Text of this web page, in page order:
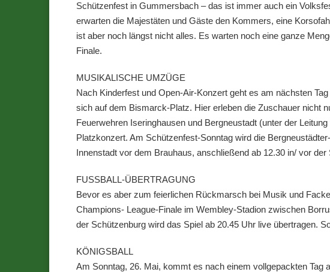
Schützenfest in Gummersbach – das ist immer auch ein
erwarten die Majestäten und Gäste den Kommers, eine
ist aber noch längst nicht alles. Es warten noch eine ganze
Finale.
MUSIKALISCHE UMZÜGE
Nach Kinderfest und Open-Air-Konzert geht es am nächsten
sich auf dem Bismarck-Platz. Hier erleben die Zuschauer nicht
Feuerwehren Iseringhausen und Bergneustadt (unter der
Platzkonzert. Am Schützenfest-Sonntag wird die
Innenstadt vor dem Brauhaus, anschließend ab 12.30 in/ vor
FUSSBALL-ÜBERTRAGUNG
Bevor es aber zum feierlichen Rückmarsch bei Musik und
Champions- League-Finale im Wembley-Stadion zwischen
der Schützenburg wird das Spiel ab 20.45 Uhr live übertragen.
KÖNIGSBALL
Am Sonntag, 26. Mai, kommt es nach einem vollgepackten Tag